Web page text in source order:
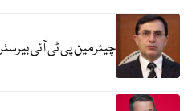
چیئرمین پی ٹی آئی